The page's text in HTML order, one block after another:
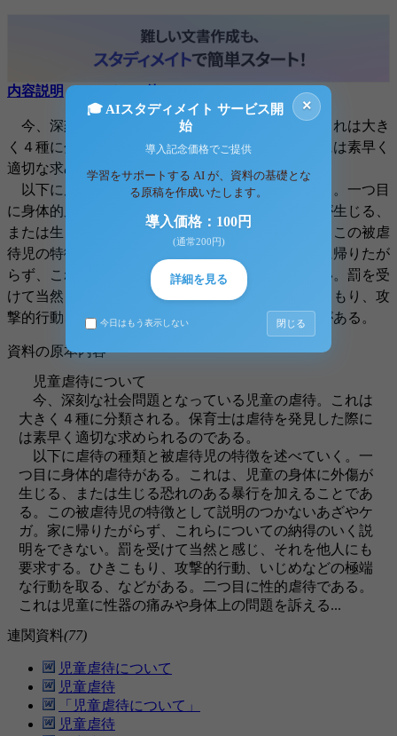
内容説明 コメント（6件）
今、深刻な社会問題となっている児童の虐待。これは大き
く４種に分類される。保育士は虐待を発見した際には素早く
適切な求められるのである。
以下に虐待の種類と被虐待児の特徴を述べていく。一つ目
に身体的虐待がある。これは、児童の身体に外傷が生じる、
または生じる恐れのある暴行を加えることである。この被虐
待児の特徴として説明のつかないあざやケガ。家に帰りたが
らず、これらについての納得のいく説明をできない。罰を受
けて当然と感じ、それを他人にも要求する。ひきこもり、攻
撃的行動、いじめなどの極端な行動を取る、などがある。
資料の原本内容
児童虐待について
今、深刻な社会問題となっている児童の虐待。これは
大きく４種に分類される。保育士は虐待を発見した際に
は素早く適切な求められるのである。
以下に虐待の種類と被虐待児の特徴を述べていく。一
つ目に身体的虐待がある。これは、児童の身体に外傷が
生じる、または生じる恐れのある暴行を加えることであ
る。この被虐待児の特徴として説明のつかないあざやケ
ガ。家に帰りたがらず、これらについての納得のいく説
明をできない。罰を受けて当然と感じ、それを他人にも
要求する。ひきこもり、攻撃的行動、いじめなどの極端
な行動を取る、などがある。二つ目に性的虐待である。
これは児童に性器の痛みや身体上の問題を訴える...
連関資料(77)
児童虐待について
児童虐待
「児童虐待について」
児童虐待
×
🎓 AIスタディメイト サービス開
始
導入記念価格でご提供
学習をサポートする AI が、資料の基礎とな
る原稿を作成いたします。
導入価格：100円
(通常200円)
詳細を見る
今日はもう表示しない 閉じる